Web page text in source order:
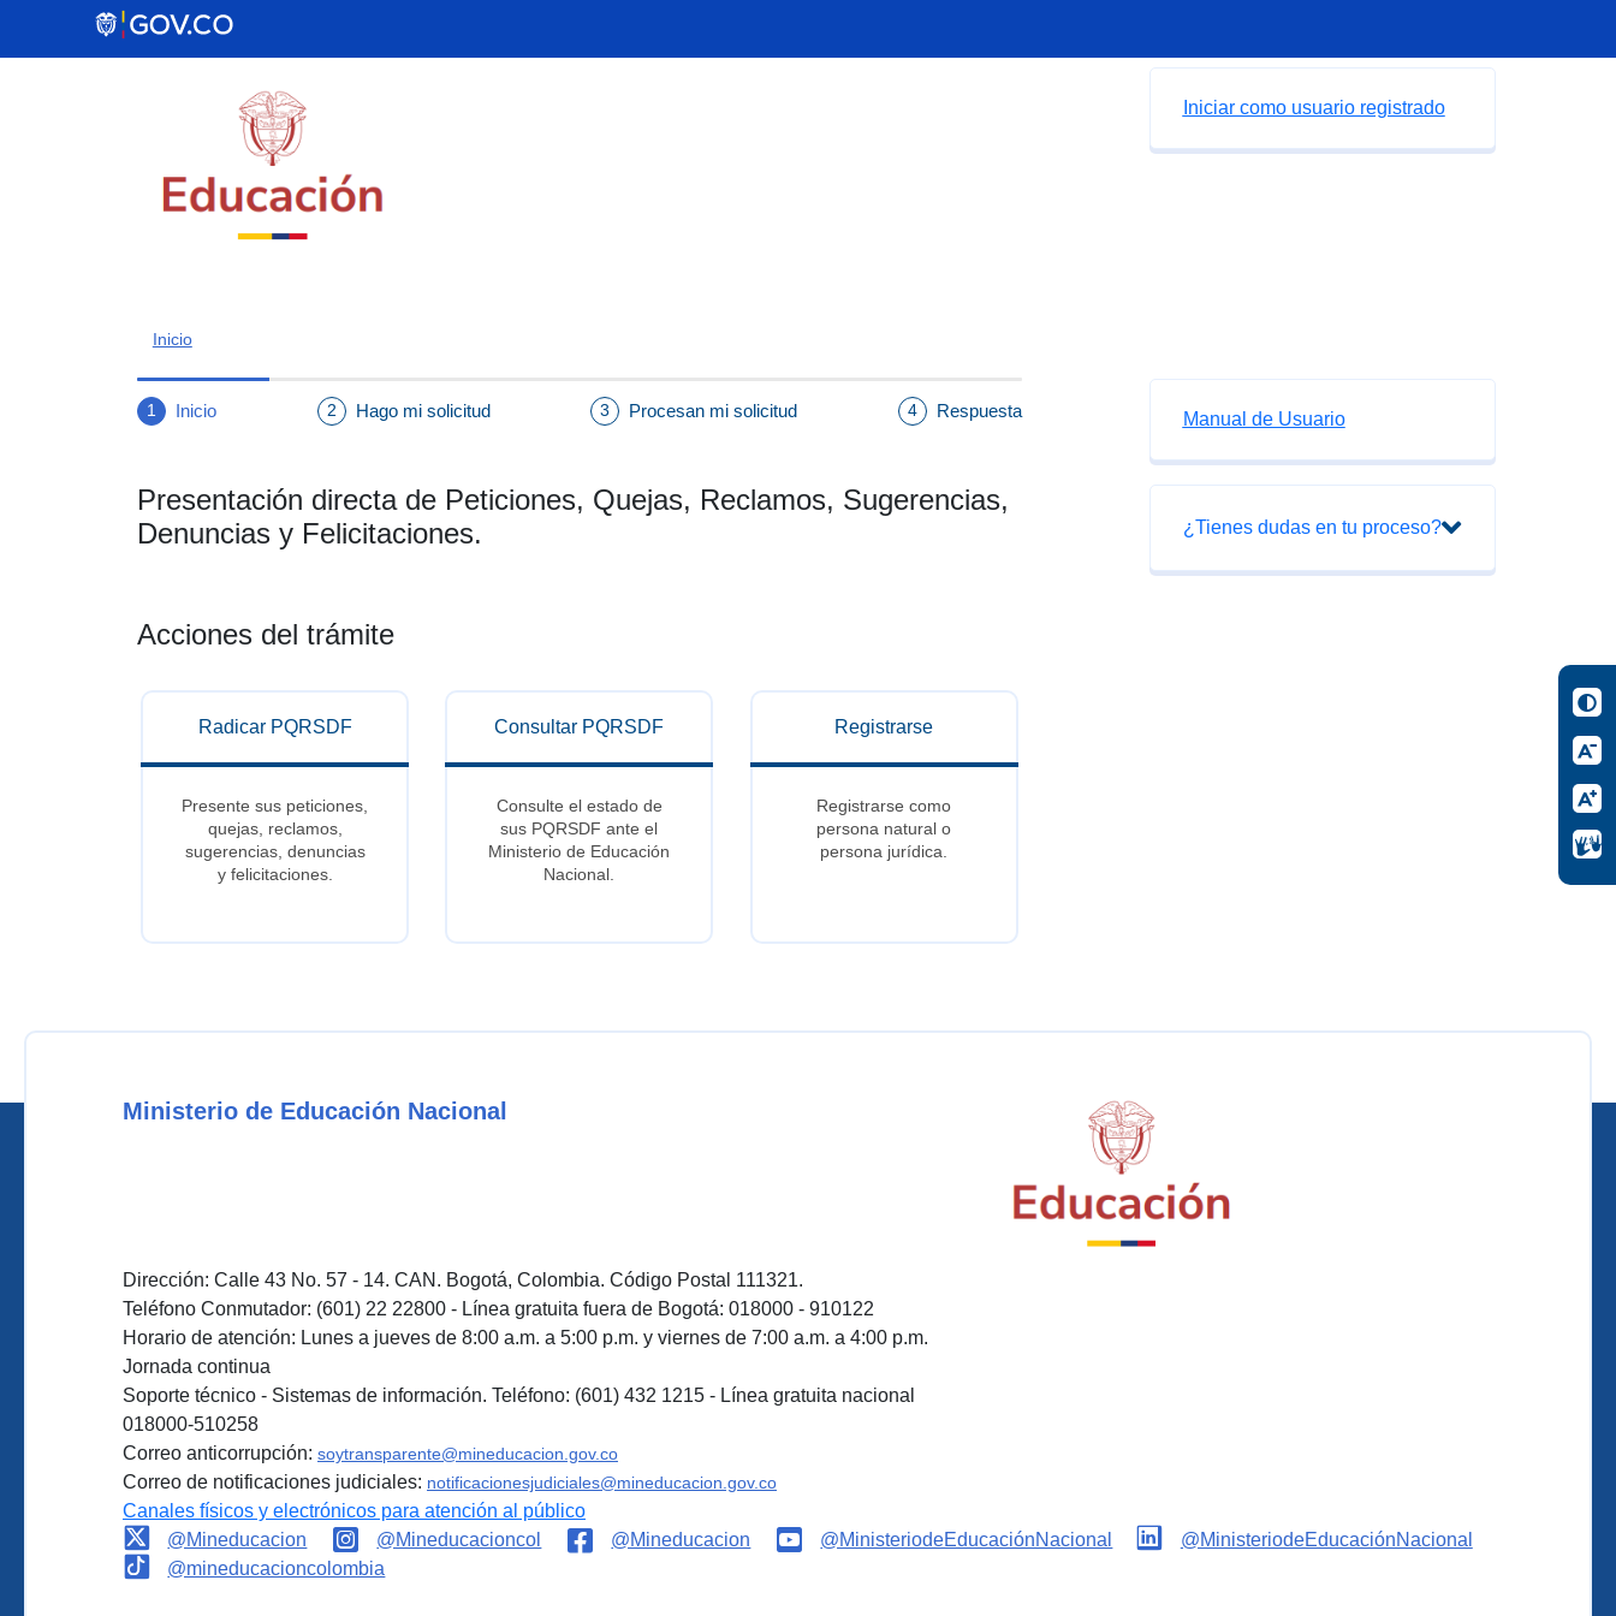
Iniciar como usuario registrado
Inicio
1 Inicio 2 Hago mi solicitud 3 Procesan mi solicitud 4 Respuesta
Presentación directa de Peticiones, Quejas, Reclamos, Sugerencias,
Denuncias y Felicitaciones.
Acciones del trámite
Radicar PQRSDF
Presente sus peticiones,
quejas, reclamos,
sugerencias, denuncias
y felicitaciones.
Consultar PQRSDF
Consulte el estado de
sus PQRSDF ante el
Ministerio de Educación
Nacional.
Registrarse
Registrarse como
persona natural o
persona jurídica.
Manual de Usuario
¿Tienes dudas en tu proceso?
Ministerio de Educación Nacional
Dirección: Calle 43 No. 57 - 14. CAN. Bogotá, Colombia. Código Postal 111321.
Teléfono Conmutador: (601) 22 22800 - Línea gratuita fuera de Bogotá: 018000 - 910122
Horario de atención: Lunes a jueves de 8:00 a.m. a 5:00 p.m. y viernes de 7:00 a.m. a 4:00 p.m.
Jornada continua
Soporte técnico - Sistemas de información. Teléfono: (601) 432 1215 - Línea gratuita nacional
018000-510258
Correo anticorrupción: soytransparente@mineducacion.gov.co
Correo de notificaciones judiciales: notificacionesjudiciales@mineducacion.gov.co
Canales físicos y electrónicos para atención al público
@Mineducacion
@Mineducacioncol @Mineducacion @MinisteriodeEducaciónNacional
@MinisteriodeEducaciónNacional
@mineducacioncolombia